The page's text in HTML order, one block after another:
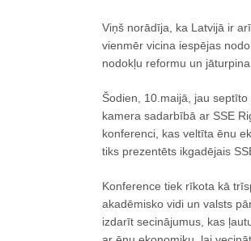
Viņš norādīja, ka Latvijā ir
vienmēr vicina iespējas
nodokļu reformu un
Šodien, 10.maijā, jau
kamera sadarbībā ar SSE
konferenci, kas veltīta ēnu
tiks prezentēts ikgadējais
Konference tiek rīkota kā
akadēmisko vidi un valsts
izdarīt secinājumus, kas